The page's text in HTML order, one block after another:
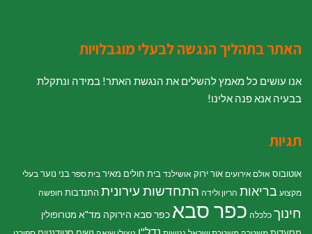
האתר בתהליך הנגשה לבעלי מוגבלויות
אנו עושים כל מאמץ להשלים את הנגשת האתר! במידה ונתקלת
בבעיה אנא פנה אלינו!
תגיות
אוטובוס אולם אירועים אור ירוק אושילנד בית חולים מאיר בית ספר בני נוער בעלי
מקצוע בריאות הריון ולידה התחדשות עירוניתהתנדבות חופשה
חינוך כלכלה כפר סבא כפר סבא הירוקה מד"א מטרופולין